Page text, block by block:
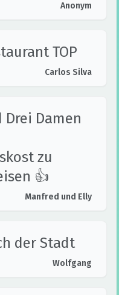
Anonym
TOP
Carlos Silva
Damen
zu
👍
Manfred und Elly
der Stadt
Wolfgang